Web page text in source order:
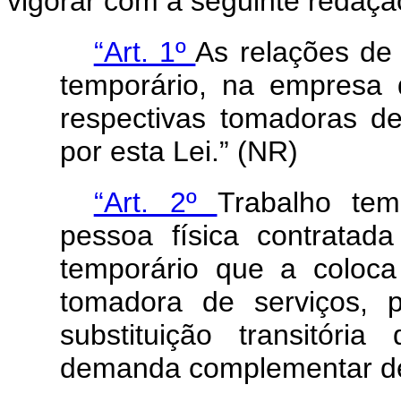
“Art. 1ºAs relações
temporário, na
respectivas tomadoras
por esta Lei.” (NR)
“Art. 2º Trabalho
pessoa física
temporário que a
tomadora de serviços,
substituição
demanda complementar